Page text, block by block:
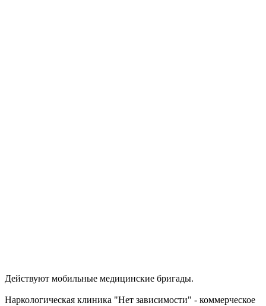
Действуют мобильные медицинские бригады.
Наркологическая клиника "Нет зависимости" - коммерческое